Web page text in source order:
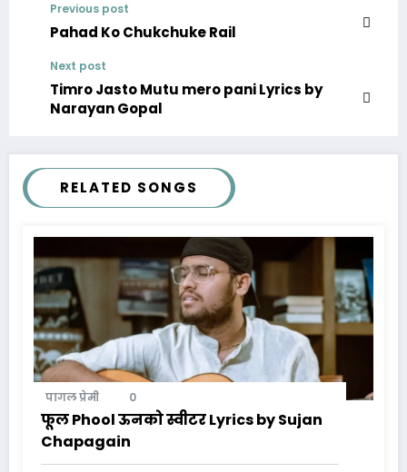
Previous post
Pahad Ko Chukchuke Rail
Next post
Timro Jasto Mutu mero pani Lyrics by
Narayan Gopal
RELATED SONGS
पागल प्रेमी 0
फूल Phool ऊनको स्वीटर Lyrics by Sujan
Chapagain